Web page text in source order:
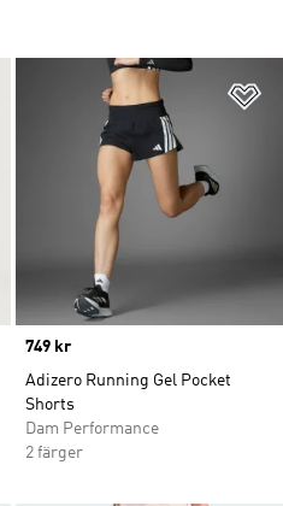
Lägg till på önskelistan
Price
749 kr
Adizero Running Gel Pocket
Shorts
Dam Performance
2 färger